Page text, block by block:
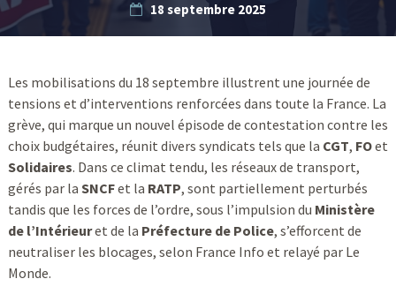
18 septembre 2025
Les mobilisations du 18 septembre illustrent une journée de
tensions et d’interventions renforcées dans toute la France. La
grève, qui marque un nouvel épisode de contestation contre les
choix budgétaires, réunit divers syndicats tels que la CGT, FOet
Solidaires. Dans ce climat tendu, les réseaux de transport,
gérés par la SNCFet la RATP, sont partiellement perturbés
tandis que les forces de l’ordre, sous l’impulsion du Ministère
de l’Intérieuret de la Préfecture de Police, s’efforcent de
neutraliser les blocages, selon France Info et relayé par Le
Monde.